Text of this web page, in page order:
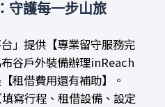
守護每一步山旅
」提供【專業留守服務完
谷戶外裝備辦理inReach
租借費用還有補助】。
寫行程、租借設備、設定